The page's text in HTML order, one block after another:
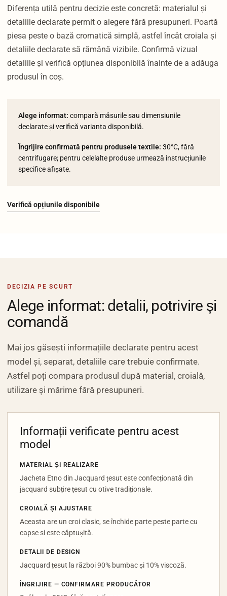
Diferența utilă pentru decizie este concretă: materialul și
detaliile declarate permit o alegere fără presupuneri. Poartă
piesa peste o bază cromatică simplă, astfel încât croiala și
detaliile declarate să rămână vizibile. Confirmă vizual
detaliile și verifică opțiunea disponibilă înainte de a adăuga
produsul în coș.
Alege informat: compară măsurile sau dimensiunile
declarate și verifică varianta disponibilă.
Îngrijire confirmată pentru produsele textile: 30°C, fără
centrifugare; pentru celelalte produse urmează instrucțiunile
specifice afișate.
Verifică opțiunile disponibile
DECIZIA PE SCURT
Alege informat: detalii, potrivire și
comandă
Mai jos găsești informațiile declarate pentru acest
model și, separat, detaliile care trebuie confirmate.
Astfel poți compara produsul după material, croială,
utilizare și mărime fără presupuneri.
Informații verificate pentru acest
model
MATERIAL ȘI REALIZARE
Jacheta Etno din Jacquard țesut este confecționată din
jacquard subțire țesut cu otive tradiționale.
CROIALĂ ȘI AJUSTARE
Aceasta are un croi clasic, se închide parte peste parte cu
capse si este căptușită.
DETALII DE DESIGN
Jacquard țesut la război 90% bumbac și 10% viscoză.
ÎNGRIJIRE — CONFIRMARE PRODUCĂTOR